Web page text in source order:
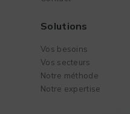
Solutions
Vos besoins
Vos secteurs
Notre méthode
Notre expertise